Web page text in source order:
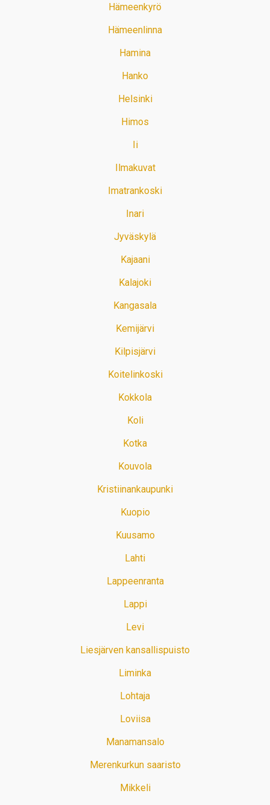
Hämeenkyrö
Hämeenlinna
Hamina
Hanko
Helsinki
Himos
Ii
Ilmakuvat
Imatrankoski
Inari
Jyväskylä
Kajaani
Kalajoki
Kangasala
Kemijärvi
Kilpisjärvi
Koitelinkoski
Kokkola
Koli
Kotka
Kouvola
Kristiinankaupunki
Kuopio
Kuusamo
Lahti
Lappeenranta
Lappi
Levi
Liesjärven kansallispuisto
Liminka
Lohtaja
Loviisa
Manamansalo
Merenkurkun saaristo
Mikkeli